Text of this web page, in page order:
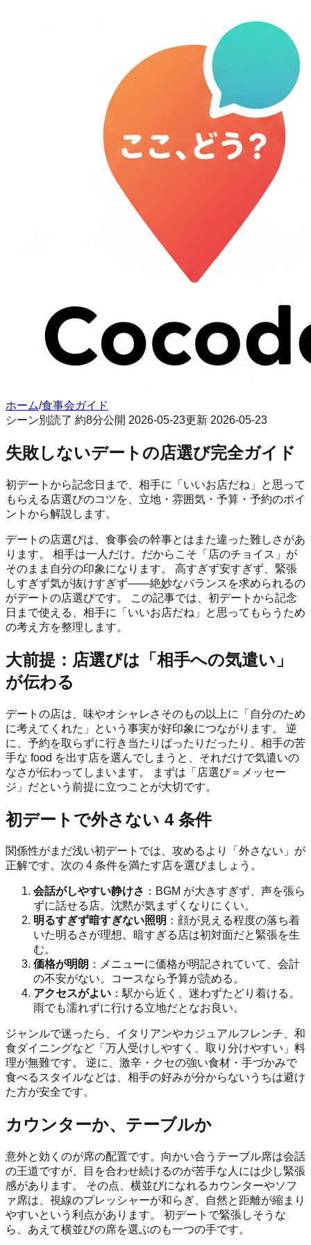
ホーム/食事会ガイド
シーン別 読了 約8分公開 2026-05-23更新 2026-05-23
失敗しないデートの店選び完全ガイド
初デートから記念日まで、相手に「いいお店だね」と思って
もらえる店選びのコツを、立地・雰囲気・予算・予約のポイ
ントから解説します。
デートの店選びは、食事会の幹事とはまた違った難しさがあ
ります。 相手は一人だけ。だからこそ「店のチョイス」が
そのまま自分の印象になります。 高すぎず安すぎず、緊張
しすぎず気が抜けすぎず——絶妙なバランスを求められるの
がデートの店選びです。 この記事では、初デートから記念
日まで使える、相手に「いいお店だね」と思ってもらうため
の考え方を整理します。
大前提：店選びは「相手への気遣い」
が伝わる
デートの店は、味やオシャレさそのもの以上に「自分のため
に考えてくれた」という事実が好印象につながります。 逆
に、予約を取らずに行き当たりばったりだったり、相手の苦
手な food を出す店を選んでしまうと、それだけで気遣いの
なさが伝わってしまいます。 まずは「店選び＝メッセー
ジ」だという前提に立つことが大切です。
初デートで外さない 4 条件
関係性がまだ浅い初デートでは、攻めるより「外さない」が
正解です。次の 4 条件を満たす店を選びましょう。
会話がしやすい静けさ ：BGM が大きすぎず、声を張ら
ずに話せる店。沈黙が気まずくなりにくい。
明るすぎず暗すぎない照明 ：顔が見える程度の落ち着
いた明るさが理想。暗すぎる店は初対面だと緊張を生
む。
価格が明朗 ：メニューに価格が明記されていて、会計
の不安がない。コースなら予算が読める。
アクセスがよい ：駅から近く、迷わずたどり着ける。
雨でも濡れずに行ける立地だとなお良い。
ジャンルで迷ったら、イタリアンやカジュアルフレンチ、和
食ダイニングなど「万人受けしやすく、取り分けやすい」料
理が無難です。 逆に、激辛・クセの強い食材・手づかみで
食べるスタイルなどは、相手の好みが分からないうちは避け
た方が安全です。
カウンターか、テーブルか
意外と効くのが席の配置です。向かい合うテーブル席は会話
の王道ですが、目を合わせ続けるのが苦手な人には少し緊張
感があります。 その点、横並びになれるカウンターやソフ
ァ席は、視線のプレッシャーが和らぎ、自然と距離が縮まり
やすいという利点があります。 初デートで緊張しそうな
ら、あえて横並びの席を選ぶのも一つの手です。